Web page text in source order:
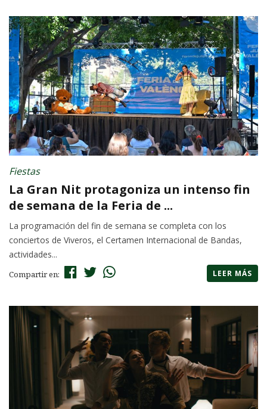
Fiestas
La Gran Nit protagoniza un intenso fin
de semana de la Feria de ...
La programación del fin de semana se completa con los
conciertos de Viveros, el Certamen Internacional de Bandas,
actividades...
Compartir en: LEER MÁS